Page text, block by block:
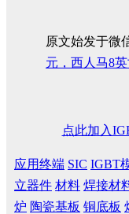
原文始发于微
元，西人马8
点此加入
应用终端 SIC IGBT
立器件 材料 焊接材
炉 陶瓷基板 铜底板